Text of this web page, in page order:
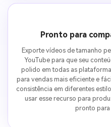
Pronto para
Exporte vídeos de tamanho
YouTube para que seu
polido em todas as
para vendas mais eficiente e
consistência em diferentes
usar esse recurso para
pronto